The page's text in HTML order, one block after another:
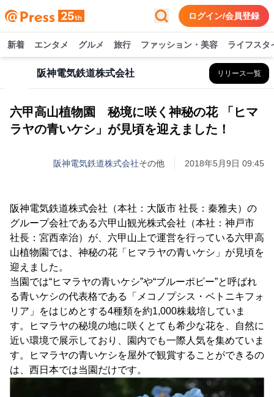
ログイン/会員登録
新着 エンタメ グルメ 旅行 ファッション・美容 ライフスタ
阪神電気鉄道株式会社 リリース一覧
六甲高山植物園 秘境に咲く神秘の花 「ヒマ
ラヤの青いケシ」が見頃を迎えました！
阪神電気鉄道株式会社その他 2018年5月9日 09:45
阪神電気鉄道株式会社（本社：大阪市 社長：秦雅夫）の
グループ会社である六甲山観光株式会社（本社：神戸市
社長：宮西幸治）が、六甲山上で運営を行っている六甲高
山植物園では、神秘の花「ヒマラヤの青いケシ」が見頃を
迎えました。
当園では“ヒマラヤの青いケシ”や“ブルーポピー”と呼ばれ
る青いケシの代表格である「メコノプシス・ベトニキフォ
リア」をはじめとする4種類を約1,000株栽培していま
す。ヒマラヤの秘境の地に咲くとても希少な花を、自然に
近い環境で展示しており、園内でも一際人気を集めていま
す。ヒマラヤの青いケシを屋外で観賞することができるの
は、西日本では当園だけです。